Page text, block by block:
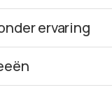
ervaring